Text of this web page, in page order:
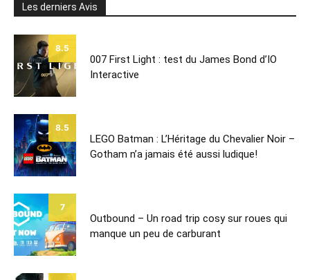
Les derniers Avis
8.5
007 First Light : test du James Bond d’IO
Interactive
8.5
LEGO Batman : L’Héritage du Chevalier Noir –
Gotham n’a jamais été aussi ludique!
7
Outbound – Un road trip cosy sur roues qui
manque un peu de carburant